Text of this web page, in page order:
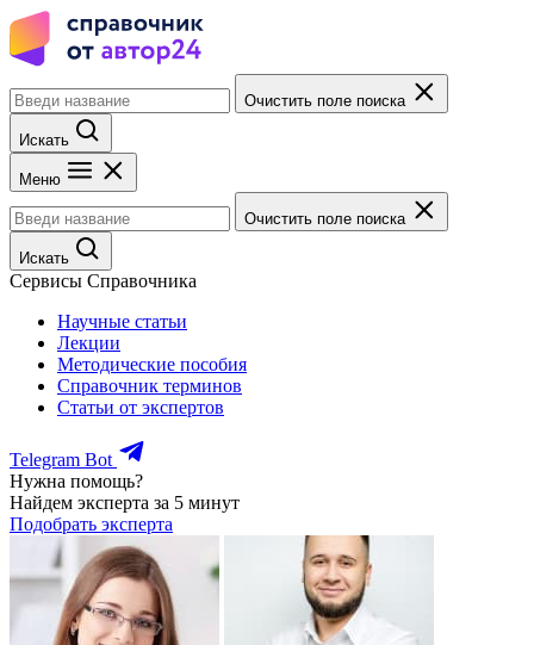
Очистить поле поиска
Искать
Меню
Очистить поле поиска
Искать
Сервисы Справочника
Научные статьи
Лекции
Методические пособия
Справочник терминов
Статьи от экспертов
Telegram Bot
Нужна помощь?
Найдем эксперта за 5 минут
Подобрать эксперта